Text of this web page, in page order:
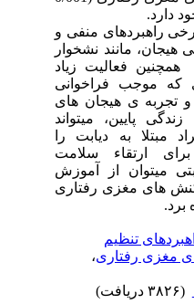
راهبردهای منفی و
مانند نشخوار
فعالیت زیاد
که موجب فراخوانی
ی هیجان­ های
پایین، می­تواند
مبتلا به دیابت را
ارتقاء سلامت
می­توان از آموزش
­های مغزی رفتاری
تنظیم
مغزی رفتاری،